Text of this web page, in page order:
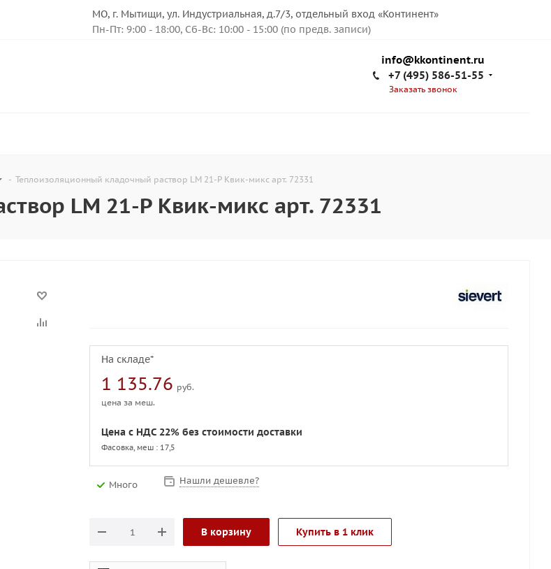
МО, г. Мытищи, ул. Индустриальная, д.7/3, отдельный вход «Континент»
Пн-Пт: 9:00 - 18:00, Сб-Вс: 10:00 - 15:00 (по предв. записи)
info@kkontinent.ru
+7 (495) 586-51-55
Заказать звонок
- Теплоизоляционный кладочный раствор LM 21-P Квик-микс арт. 72331
LM 21-P Квик-микс арт. 72331
На складе*
1 135.76 руб.
цена за меш.
Цена с НДС 22% без стоимости доставки
Фасовка, меш : 17,5
Много Нашли дешевле?
В корзину Купить в 1 клик